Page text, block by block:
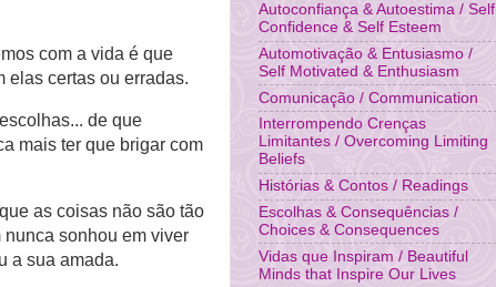
com a vida é que
elas certas ou erradas.
de que
mais ter que brigar com
as coisas não são tão
sonhou em viver
a sua amada.
Autoconfiança & Autoestima / Self
Confidence & Self Esteem
Automotivação & Entusiasmo /
Self Motivated & Enthusiasm
Comunicação / Communication
Interrompendo Crenças
Limitantes / Overcoming Limiting
Beliefs
Histórias & Contos / Readings
Escolhas & Consequências /
Choices & Consequences
Vidas que Inspiram / Beautiful
Minds that Inspire Our Lives